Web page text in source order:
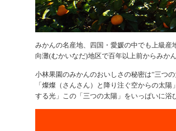
みかんの名産地、四国・愛媛の中でも上級
向灘(むかいなだ)地区で百年以上前からみか
小林果園のみかんのおいしさの秘密は“三つ
「燦燦（さんさん）と降り注ぐ空からの太
する光」この「三つの太陽」をいっぱいに浴